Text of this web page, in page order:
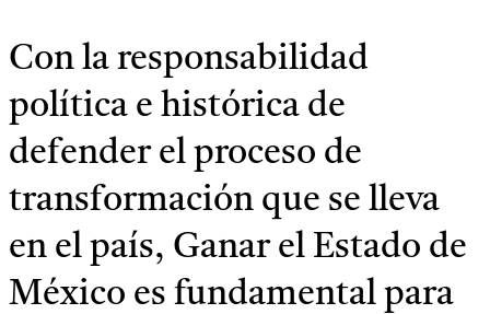
Con la responsabilidad
política e histórica de
defender el proceso de
transformación que se lleva
en el país, Ganar el Estado de
México es fundamental para